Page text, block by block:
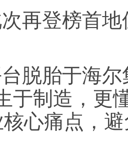
再登榜首
脱胎于海
于制造，更
心痛点，